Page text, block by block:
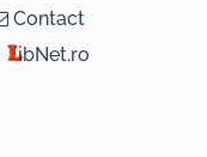
Contact
ibNet.ro